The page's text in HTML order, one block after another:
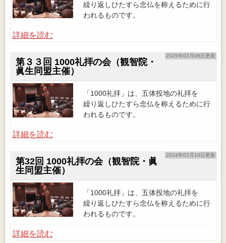
繰り返しひたすら念仏を称えるために行
われるものです。
詳細を読む
2025年02月08日更新
第３３回 1000礼拝の会（観智院・
眞生同盟主催）
「1000礼拝」は、五体投地の礼拝を
繰り返しひたすら念仏を称えるために行
われるものです。
詳細を読む
2024年02月10日更新
第32回 1000礼拝の会（観智院・眞
生同盟主催）
「1000礼拝」は、五体投地の礼拝を
繰り返しひたすら念仏を称えるために行
われるものです。
詳細を読む